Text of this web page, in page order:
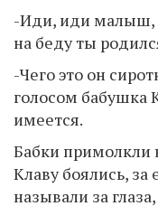
-Иди, иди малыш,
на беду ты
-Чего это он
голосом бабушка
имеется.
Бабки примолкли
Клаву боялись,
называли за